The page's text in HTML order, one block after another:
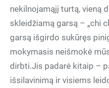
nekilnojamąjį turtą, vieną
skleidžiamą garsą – „chi
garsą išgirdo sukūręs
mokymasis neišmokė
dirbti.Jis padarė kitaip –
išsilavinimą ir visiems